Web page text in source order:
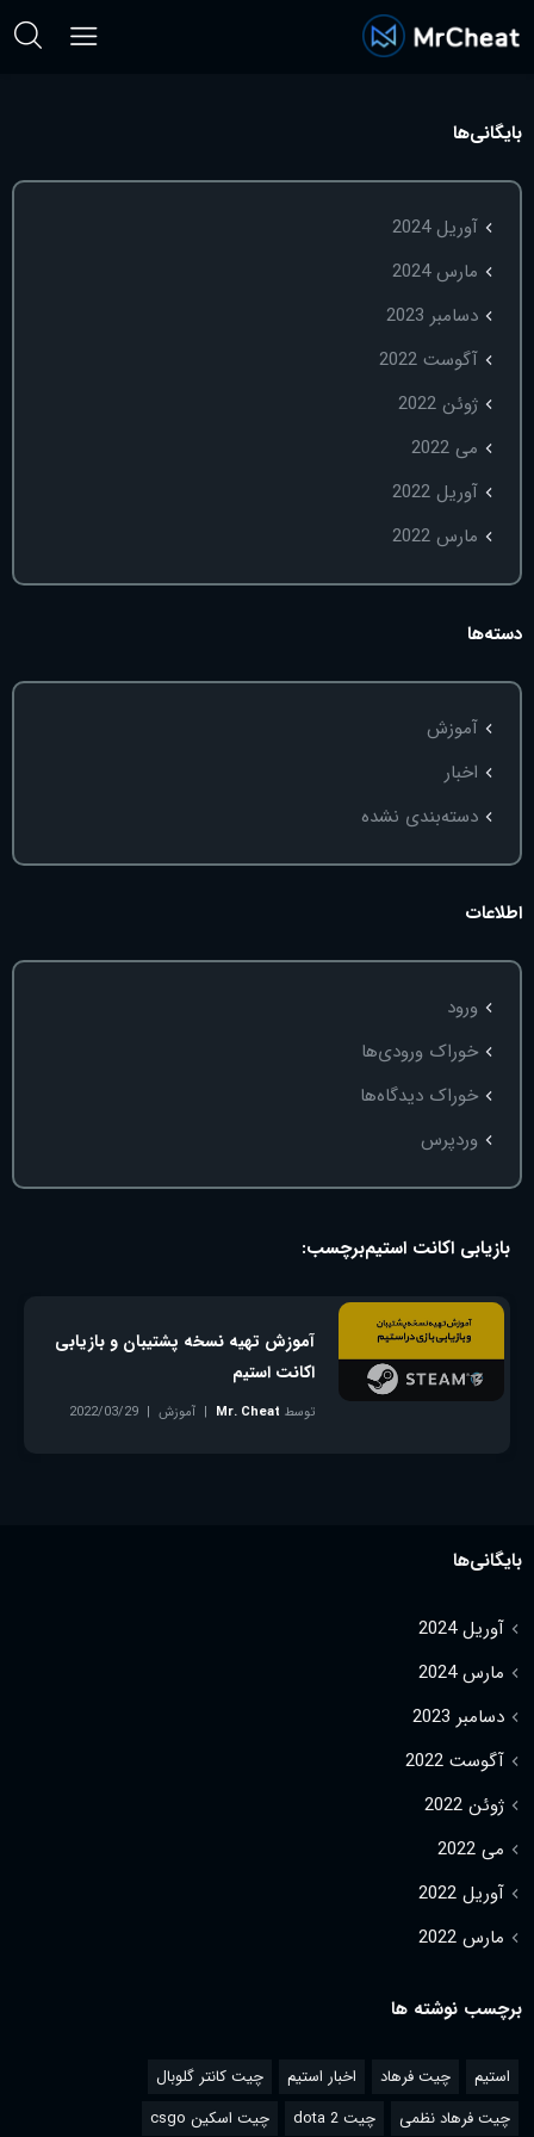
بایگانی‌ها
آوریل 2024
مارس 2024
دسامبر 2023
آگوست 2022
ژوئن 2022
می 2022
آوریل 2022
مارس 2022
دسته‌ها
آموزش
اخبار
دسته‌بندی نشده
اطلاعات
ورود
خوراک ورودی‌ها
خوراک دیدگاه‌ها
وردپرس
برچسب:بازیابی اکانت استیم
آموزش تهیه نسخه پشتیبان و بازیابی
اکانت استیم
توسط Mr. Cheat آموزش
2022/03/29
بایگانی‌ها
آوریل 2024
مارس 2024
دسامبر 2023
آگوست 2022
ژوئن 2022
می 2022
آوریل 2022
مارس 2022
برچسب نوشته ها
استیم چیت فرهاد اخبار استیم
چیت کانتر گلوبال
چیت فرهاد نظمی
چیت dota 2 چیت اسکین csgo